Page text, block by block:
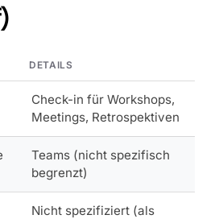
DETAILS
Check-in für Workshops,
Meetings, Retrospektiven
Teams (nicht spezifisch
begrenzt)
Nicht spezifiziert (als